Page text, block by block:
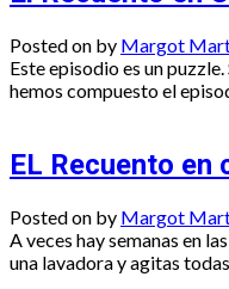
Posted on by Margot
Este episodio es un
hemos compuesto el
EL Recuento
Posted on by Margot
A veces hay semanas en
una lavadora y agitas